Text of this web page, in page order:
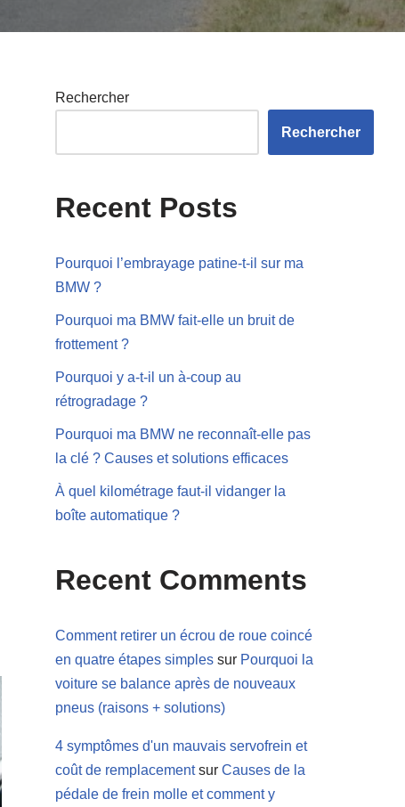
Rechercher
Rechercher
Recent Posts
Pourquoi l’embrayage patine-t-il sur ma
BMW ?
Pourquoi ma BMW fait-elle un bruit de
frottement ?
Pourquoi y a-t-il un à-coup au
rétrogradage ?
Pourquoi ma BMW ne reconnaît-elle pas
la clé ? Causes et solutions efficaces
À quel kilométrage faut-il vidanger la
boîte automatique ?
Recent Comments
Comment retirer un écrou de roue coincé
en quatre étapes simples sur Pourquoi la
voiture se balance après de nouveaux
pneus (raisons + solutions)
4 symptômes d'un mauvais servofrein et
coût de remplacementsur Causes de la
pédale de frein molle et comment y